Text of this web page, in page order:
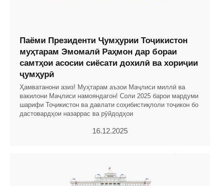
Паёми Президенти Ҷумҳурии Тоҷикистон
муҳтарам Эмомалӣ Раҳмон дар бораи
самтҳои асосии сиёсати дохилӣ ва хориҷии
ҷумҳурӣ
Ҳамватанони азиз! Муҳтарам аъзои Маҷлиси миллӣ ва
вакилони Маҷлиси намояндагон! Соли 2025 барои мардуми
шарифи Тоҷикистон ва давлати соҳибистиқлоли тоҷикон бо
дастовардҳои назаррас ва рӯйдодҳои
16.12.2025